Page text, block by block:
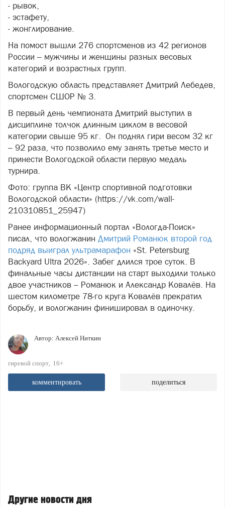
- рывок,
- эстафету,
- жонглирование.
На помост вышли 276 спортсменов из 42 регионов
России – мужчины и женщины разных весовых
категорий и возрастных групп.
Вологодскую область представляет Дмитрий Лебедев,
спортсмен СШОР № 3.
В первый день чемпионата Дмитрий выступил в
дисциплине толчок длинным циклом в весовой
категории свыше 95 кг. Он поднял гири весом 32 кг
– 92 раза, что позволило ему занять третье место и
принести Вологодской области первую медаль
турнира.
Фото: группа ВК «Центр спортивной подготовки
Вологодской области» (https://vk.com/wall-
210310851_25947)
Ранее информационный портал «Вологда-Поиск»
писал, что вологжанин Дмитрий Романюк второй год
подряд выиграл ультрамарафон «St. Petersburg
Backyard Ultra 2026». Забег длился трое суток. В
финальные часы дистанции на старт выходили только
двое участников – Романюк и Александр Ковалёв. На
шестом километре 78‑го круга Ковалёв прекратил
борьбу, и вологжанин финишировал в одиночку.
Автор: Алексей Ниткин
гиревой спорт 16+
комментировать поделиться
Другие новости дня